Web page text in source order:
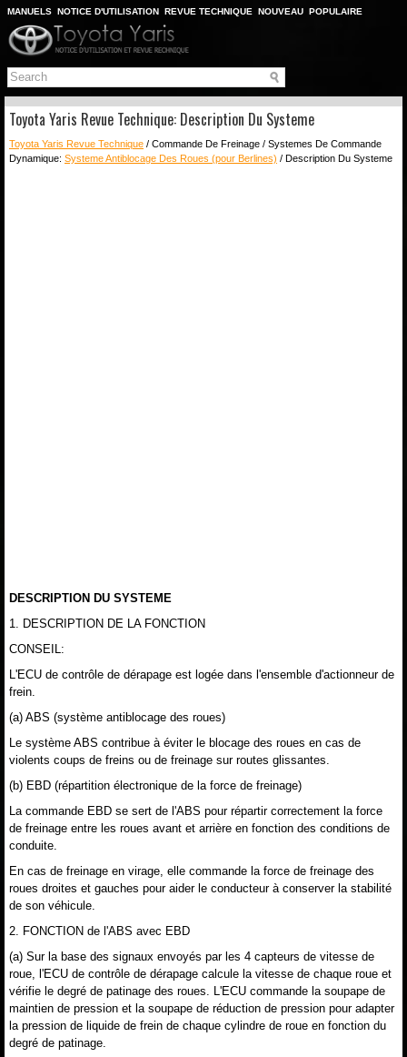
MANUELS NOTICE D'UTILISATION REVUE TECHNIQUE NOUVEAU POPULAIRE
PLAN DU SITE
CHERCHER
Toyota Yaris Revue Technique: Description Du Systeme
Toyota Yaris Revue Technique / Commande De Freinage / Systemes De Commande
Dynamique: Systeme Antiblocage Des Roues (pour Berlines) / Description Du Systeme
DESCRIPTION DU SYSTEME
1. DESCRIPTION DE LA FONCTION
CONSEIL:
L'ECU de contrôle de dérapage est logée dans l'ensemble d'actionneur de
frein.
(a) ABS (système antiblocage des roues)
Le système ABS contribue à éviter le blocage des roues en cas de
violents coups de freins ou de freinage sur routes glissantes.
(b) EBD (répartition électronique de la force de freinage)
La commande EBD se sert de l'ABS pour répartir correctement la force
de freinage entre les roues avant et arrière en fonction des conditions de
conduite.
En cas de freinage en virage, elle commande la force de freinage des
roues droites et gauches pour aider le conducteur à conserver la stabilité
de son véhicule.
2. FONCTION de l'ABS avec EBD
(a) Sur la base des signaux envoyés par les 4 capteurs de vitesse de
roue, l'ECU de contrôle de dérapage calcule la vitesse de chaque roue et
vérifie le degré de patinage des roues. L'ECU commande la soupape de
maintien de pression et la soupape de réduction de pression pour adapter
la pression de liquide de frein de chaque cylindre de roue en fonction du
degré de patinage.